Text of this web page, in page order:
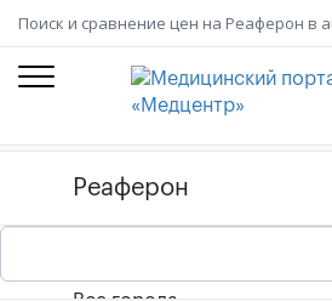
Поиск и сравнение цен на Реаферон в